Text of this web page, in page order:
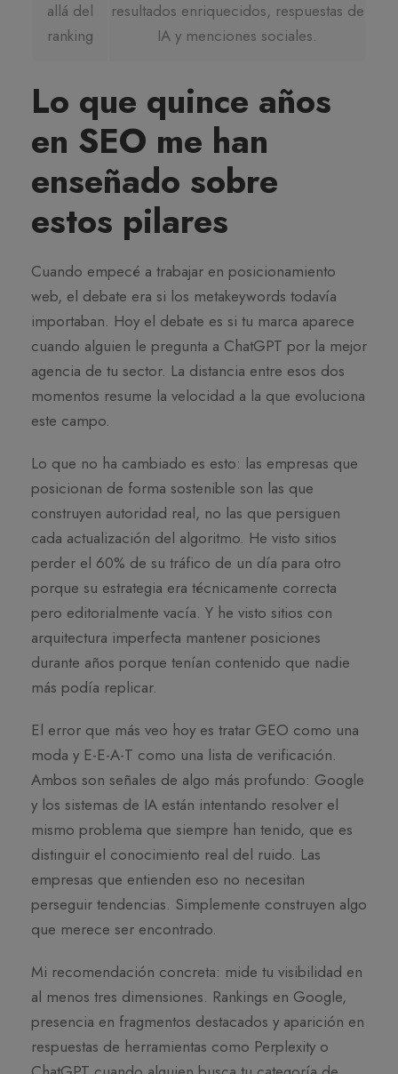
allá del
ranking
resultados enriquecidos, respuestas de
IA y menciones sociales.
Lo que quince años
en SEO me han
enseñado sobre
estos pilares
Cuando empecé a trabajar en posicionamiento
web, el debate era si los metakeywords todavía
importaban. Hoy el debate es si tu marca aparece
cuando alguien le pregunta a ChatGPT por la mejor
agencia de tu sector. La distancia entre esos dos
momentos resume la velocidad a la que evoluciona
este campo.
Lo que no ha cambiado es esto: las empresas que
posicionan de forma sostenible son las que
construyen autoridad real, no las que persiguen
cada actualización del algoritmo. He visto sitios
perder el 60% de su tráfico de un día para otro
porque su estrategia era técnicamente correcta
pero editorialmente vacía. Y he visto sitios con
arquitectura imperfecta mantener posiciones
durante años porque tenían contenido que nadie
más podía replicar.
El error que más veo hoy es tratar GEO como una
moda y E-E-A-T como una lista de verificación.
Ambos son señales de algo más profundo: Google
y los sistemas de IA están intentando resolver el
mismo problema que siempre han tenido, que es
distinguir el conocimiento real del ruido. Las
empresas que entienden eso no necesitan
perseguir tendencias. Simplemente construyen algo
que merece ser encontrado.
Mi recomendación concreta: mide tu visibilidad en
al menos tres dimensiones. Rankings en Google,
presencia en fragmentos destacados y aparición en
respuestas de herramientas como Perplexity o